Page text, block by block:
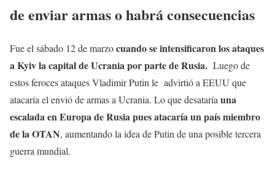
de enviar armas o habrá consecuencias
Fue el sábado 12 de marzocuando se intensificaron los ataques
a Kyiv la capital de Ucrania por parte de Rusia. Luego de
estos feroces ataques Vladimir Putin le advirtió a EEUU que
atacaría el envió de armas a Ucrania. Lo que desataría una
escalada en Europa de Rusia pues atacaría un país miembro
de la OTAN, aumentando la idea de Putin de una posible tercera
guerra mundial.